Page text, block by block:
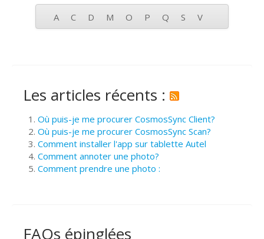
A C D M O P Q S V
Les articles récents :
Où puis-je me procurer CosmosSync Client?
Où puis-je me procurer CosmosSync Scan?
Comment installer l'app sur tablette Autel
Comment annoter une photo?
Comment prendre une photo :
FAQs épinglées